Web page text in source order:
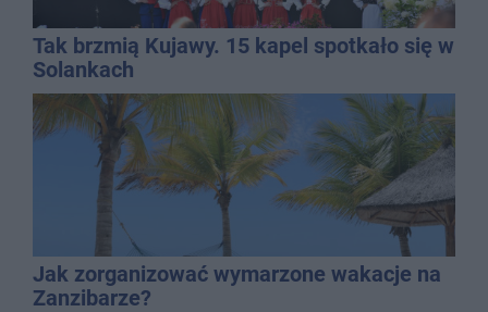
Tak brzmią Kujawy. 15 kapel spotkało się w
Solankach
Jak zorganizować wymarzone wakacje na
Zanzibarze?